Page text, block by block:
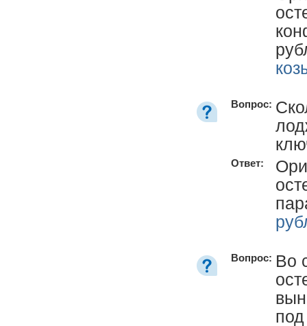
Вопрос:
Ответ:
Вопрос: Во